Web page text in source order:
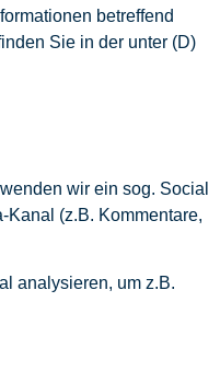
betreffend
Sie in der unter (D)
wir ein sog. Social
Kanal (z.B. Kommentare,
analysieren, um z.B.